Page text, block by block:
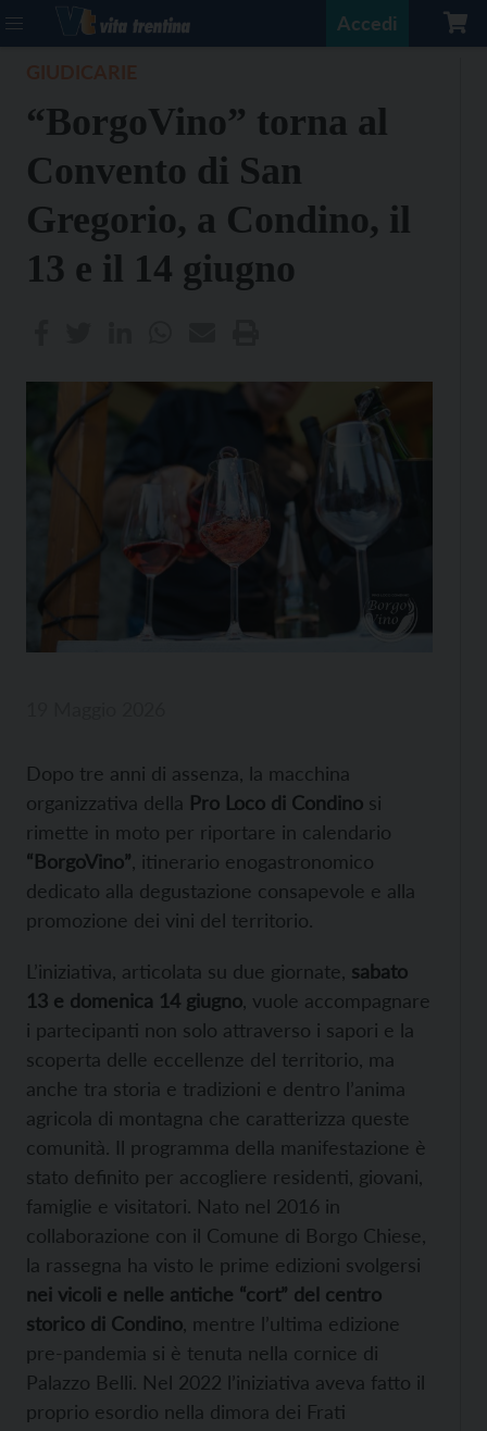
Accedi
“BorgoVino” torna al
Convento di San
Gregorio, a Condino, il
13 e il 14 giugno
Dopo tre anni di assenza, la macchina
organizzativa della Pro Loco di Condino si
rimette in moto per riportare in calendario
“BorgoVino” , itinerario enogastronomico
dedicato alla degustazione consapevole e alla
promozione dei vini del territorio.
L’iniziativa, articolata su due giornate, sabato
13 e domenica 14 giugno , vuole accompagnare
i partecipanti non solo attraverso i sapori e la
scoperta delle eccellenze del territorio, ma
anche tra storia e tradizioni e dentro l’anima
agricola di montagna che caratterizza queste
comunità. Il programma della manifestazione è
stato definito per accogliere residenti, giovani,
famiglie e visitatori. Nato nel 2016 in
collaborazione con il Comune di Borgo Chiese,
la rassegna ha visto le prime edizioni svolgersi
nei vicoli e nelle antiche “cort” del centro
storico di Condino , mentre l’ultima edizione
pre-pandemia si è tenuta nella cornice di
Palazzo Belli. Nel 2022 l’iniziativa aveva fatto il
proprio esordio nella dimora dei Frati